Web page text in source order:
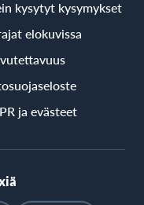
kysytyt kysymykset
elokuvissa
ja evästeet